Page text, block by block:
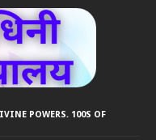
POWERS. 100S OF